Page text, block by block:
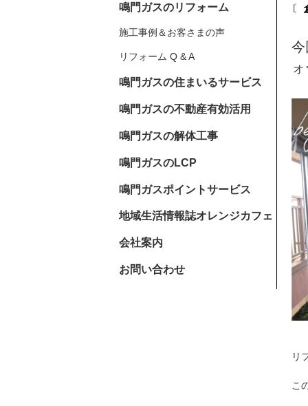
鳴門ガスのリフォーム
施工事例＆お客さまの声
リフォーム Q & A
鳴門ガスの住まいるサービス
鳴門ガスの不動産有効活用
鳴門ガスの解体工事
鳴門ガスのLCP
鳴門ガスポイントサービス
地域生活情報誌オレンジカフェ
会社案内
お問い合わせ
〘
今
リ
こ